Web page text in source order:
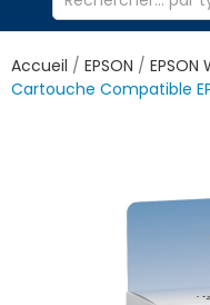
Accueil EPSON
EPSON
Cartouche Compatible